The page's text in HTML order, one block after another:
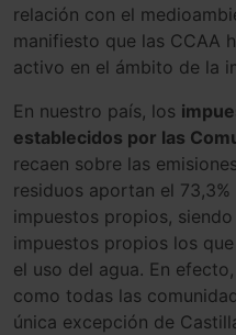
relación con el
manifiesto que las CCAA
activo en el ámbito de la
En nuestro país, los
establecidos por las
recaen sobre las
residuos aportan el
impuestos propios,
impuestos propios los
el uso del agua. En
como todas las
única excepción de